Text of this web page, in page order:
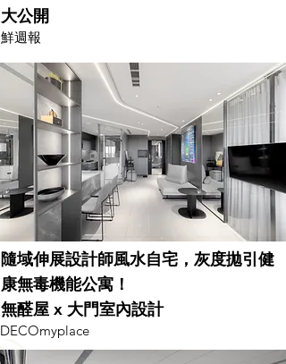
大公開
​鮮週報
隨域伸展設計師風水自宅， 灰度拋引健
康無毒機能公寓！
無醛屋 x 大門室內設計
DECOmyplace